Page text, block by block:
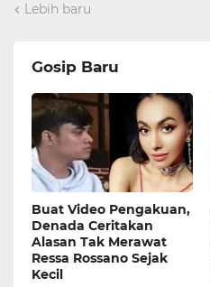
Lebih baru
Gosip Baru
Buat Video Pengakuan,
Denada Ceritakan
Alasan Tak Merawat
Ressa Rossano Sejak
Kecil